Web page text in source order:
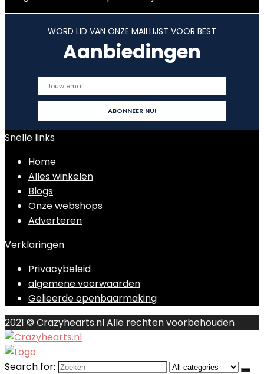
WORD LID VAN ONZE MAILLIJST VOOR BEST
Aanbiedingen
Snelle links
Home
Alles winkelen
Blogs
Onze webshops
Adverteren
Verklaringen
Privacybeleid
algemene voorwaarden
Gelieerde openbaarmaking
2021 © Crazyhearts.nl Alle rechten voorbehouden
Search for: